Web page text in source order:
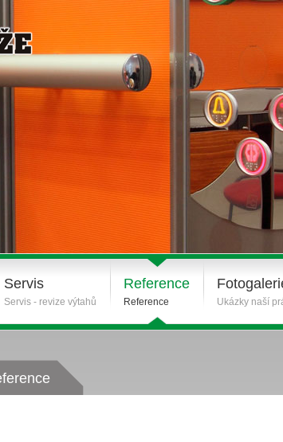
Servis
Servis - revize výtahů
Reference
Reference Ukázky naší